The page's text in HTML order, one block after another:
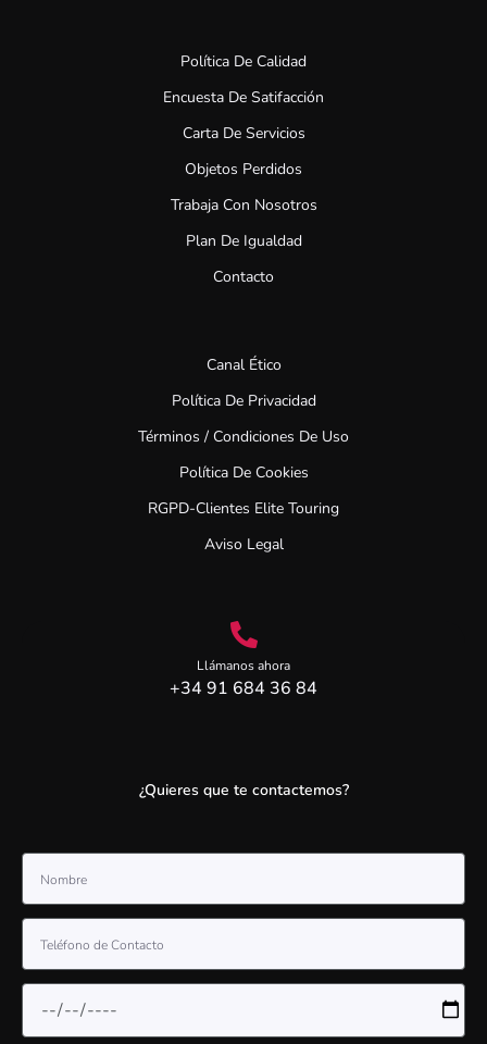
Política De Calidad
Encuesta De Satifacción
Carta De Servicios
Objetos Perdidos
Trabaja Con Nosotros
Plan De Igualdad
Contacto
Canal Ético
Política De Privacidad
Términos / Condiciones De Uso
Política De Cookies
RGPD-Clientes Elite Touring
Aviso Legal
Llámanos ahora
+34 91 684 36 84
¿Quieres que te contactemos?